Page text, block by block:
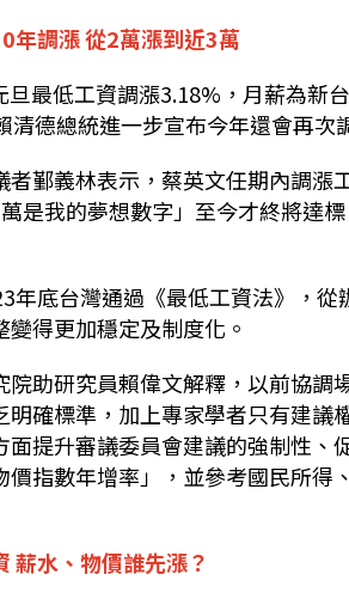
年調漲 從2萬漲到近3萬
旦最低工資調漲3.18%，月薪為新
清德總統進一步宣布今年還會再
者鄞義林表示，蔡英文任期內調
萬是我的夢想數字」至今才終將達
年底台灣通過《最低工資法》，從
變得更加穩定及制度化。
院助研究員賴偉文解釋，以前協
明確標準，加上專家學者只有建
面提升審議委員會建議的強制性
價指數年增率」，並參考國民所
薪水、物價誰先漲？